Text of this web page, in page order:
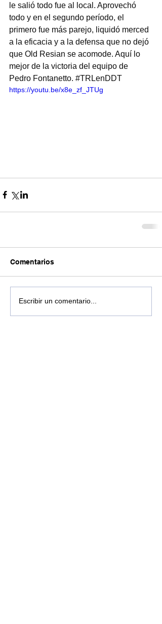
le salió todo fue al local. Aprovechó
todo y en el segundo período, el
primero fue más parejo, liquidó merced
a la eficacia y a la defensa que no dejó
que Old Resian se acomode. Aquí lo
mejor de la victoria del equipo de
Pedro Fontanetto. #TRLenDDT
https://youtu.be/x8e_zf_JTUg
Comentarios
Escribir un comentario...